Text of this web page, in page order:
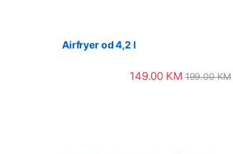
Airfryer od 4,2 l
149.00 KM 199.00KM